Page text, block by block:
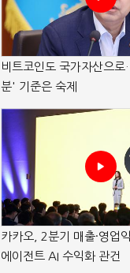
비트코인도 국가자산으로
분' 기준은 숙제
카카오, 2분기 매출·영업
에이전트 AI 수익화 관건